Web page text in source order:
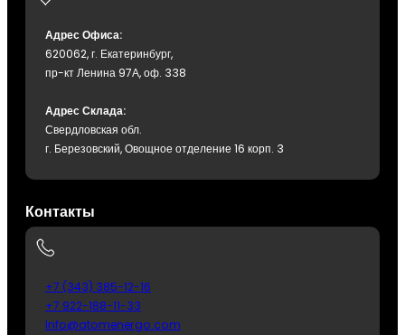
Адрес Офиса:
620062, г. Екатеринбург,
пр-кт Ленина 97А, оф. 338
Адрес Склада:
Свердловская обл.
г. Березовский, Овощное отделение 16 корп. 3
Контакты
+7 (343) 385-12-16
+7 922-188-11-33
Info@atomenergo.com